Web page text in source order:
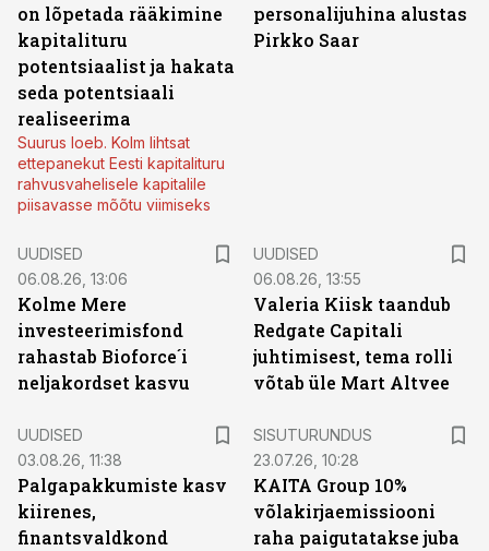
on lõpetada rääkimine
kapitalituru
potentsiaalist ja hakata
seda potentsiaali
realiseerima
Suurus loeb. Kolm lihtsat
ettepanekut Eesti kapitalituru
rahvusvahelisele kapitalile
piisavasse mõõtu viimiseks
personalijuhina alustas
Pirkko Saar
UUDISED
06.08.26, 13:06
Kolme Mere
investeerimisfond
rahastab Bioforce´i
neljakordset kasvu
UUDISED
06.08.26, 13:55
Valeria Kiisk taandub
Redgate Capitali
juhtimisest, tema rolli
võtab üle Mart Altvee
UUDISED
03.08.26, 11:38
Palgapakkumiste kasv
kiirenes,
finantsvaldkond
SISUTURUNDUS
23.07.26, 10:28
KAITA Group 10%
võlakirjaemissiooni
raha paigutatakse juba